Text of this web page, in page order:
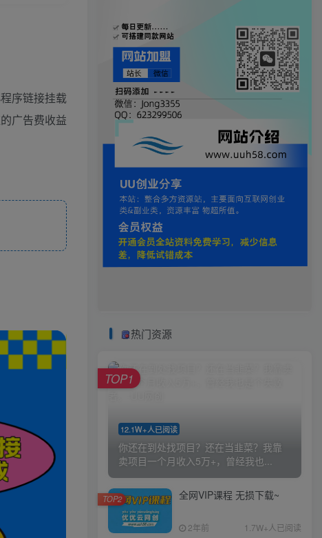
序链接挂载
广告费收益
热门资源
12.1W+人已阅读
你还在到处找项目？还在当韭菜？我靠
卖项目一个月收入5万+，曾经我也...
TOP1
全网VIP课程 无损下载~
2年前 1.7W+人已阅读
TOP2